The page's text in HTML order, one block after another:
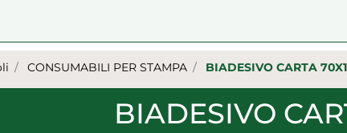
CONSUMABILI PER STAMPA BIADESIVO CARTA
BIADESIVO